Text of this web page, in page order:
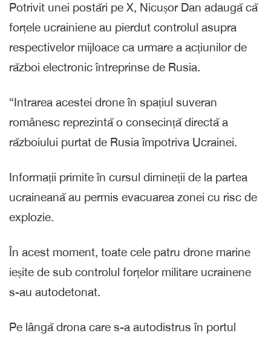
Potrivit unei postări pe X, Nicușor Dan adaugă că
forțele ucrainiene au pierdut controlul asupra
respectivelor mijloace ca urmare a acțiunilor de
război electronic întreprinse de Rusia.
“Intrarea acestei drone în spațiul suveran
românesc reprezintă o consecință directă a
războiului purtat de Rusia împotriva Ucrainei.
Informații primite în cursul dimineții de la partea
ucraineană au permis evacuarea zonei cu risc de
explozie.
În acest moment, toate cele patru drone marine
ieșite de sub controlul forțelor militare ucrainene
s-au autodetonat.
Pe lângă drona care s-a autodistrus în portul